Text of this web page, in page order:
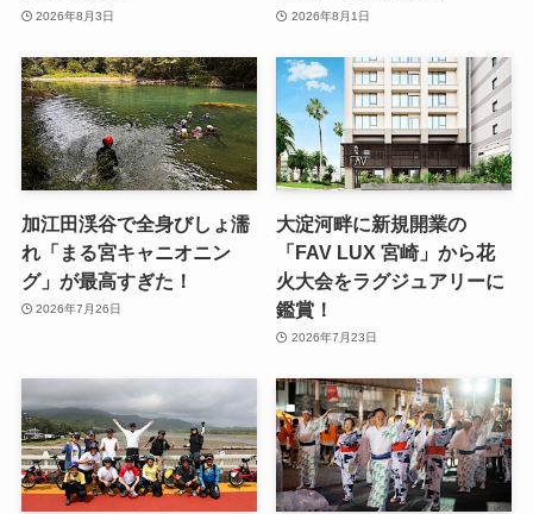
2026年8月3日 2026年8月1日
加江田渓谷で全身びしょ濡
れ「まる宮キャニオニン
グ」が最高すぎた！
2026年7月26日
大淀河畔に新規開業の
「FAV LUX 宮崎」から花
火大会をラグジュアリーに
鑑賞！
2026年7月23日